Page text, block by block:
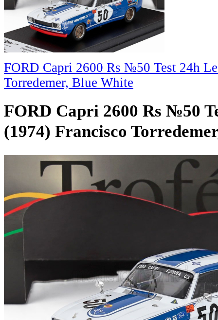
FORD Capri 2600 Rs №50 Test 24h
Torredemer, Blue White
FORD Capri 2600 Rs №50
(1974) Francisco